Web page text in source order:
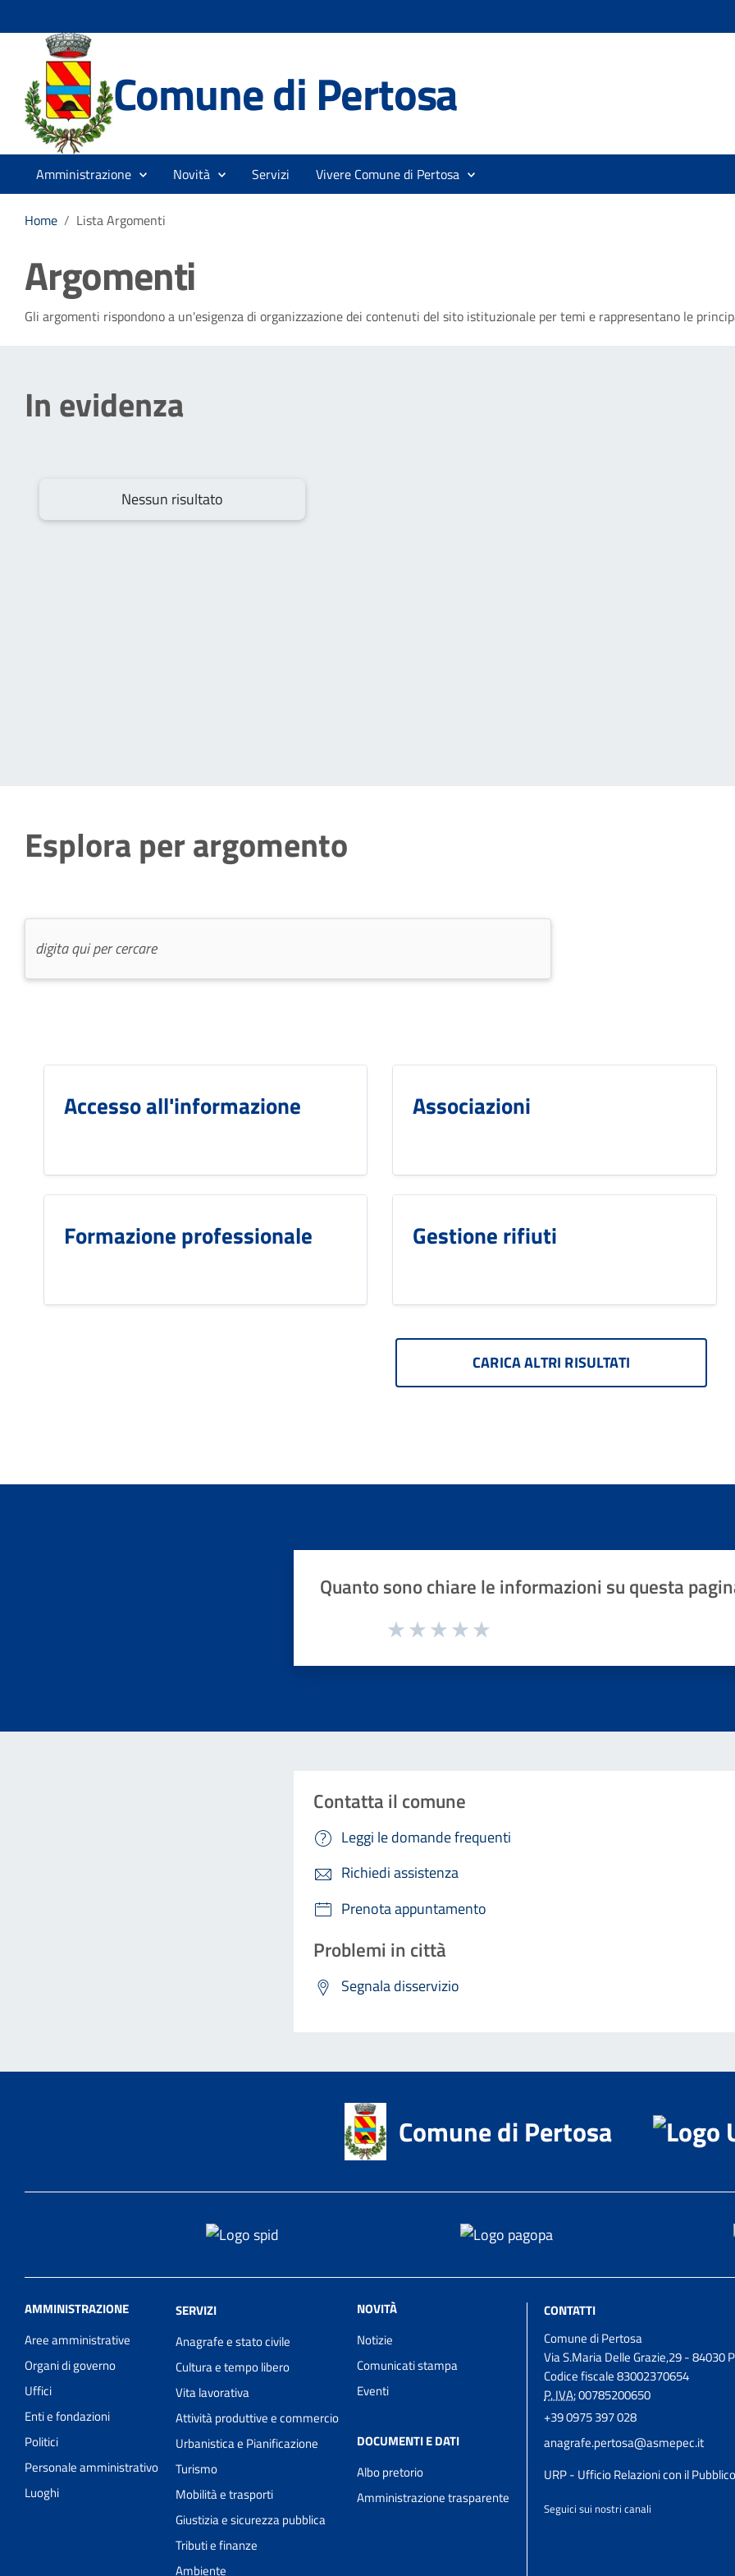
Comune di Pertosa
Amministrazione Novità Servizi Vivere Comune di Pertosa
Home / Lista Argomenti
Argomenti
Gli argomenti rispondono a un'esigenza di organizzazione dei contenuti del sito istituzionale per temi e rappresentano le
In evidenza
Nessun risultato
Esplora per argomento
Accesso all'informazione Associazioni
Formazione professionale Gestione rifiuti
CARICA ALTRI RISULTATI
Quanto sono chiare le informazioni su questa
Valuta da 1 a 5 stelle la pagina
Contatta il comune
Leggi le domande frequenti
Richiedi assistenza
Prenota appuntamento
Problemi in città
Segnala disservizio
Comune di Pertosa
AMMINISTRAZIONE
Aree amministrative
Organi di governo
Uffici
Enti e fondazioni
Politici
Personale amministrativo
Luoghi
SERVIZI
Anagrafe e stato civile
Cultura e tempo libero
Vita lavorativa
Attività produttive e commercio
Urbanistica e Pianificazione
Turismo
Mobilità e trasporti
Giustizia e sicurezza pubblica
Tributi e finanze
Ambiente
NOVITÀ
Notizie
Comunicati stampa
Eventi
DOCUMENTI E DATI
Albo pretorio
Amministrazione trasparente
CONTATTI
Comune di Pertosa
Via S.Maria Delle Grazie,29 - 84030
Codice fiscale 83002370654
P. IVA:00785200650
+39 0975 397 028
anagrafe.pertosa@asmepec.it
URP - Ufficio Relazioni con il Pubblico
Seguici sui nostri canali